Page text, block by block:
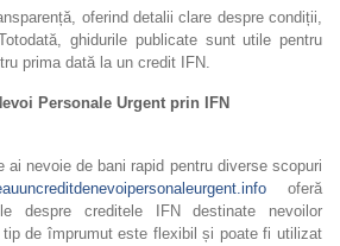
oferind detalii clare despre condiții,
ghidurile publicate sunt utile pentru
prima dată la un credit IFN.
Personale Urgent prin IFN
ai nevoie de bani rapid pentru diverse scopuri
oferă
despre creditele IFN destinate nevoilor
tip de împrumut este flexibil și poate fi utilizat